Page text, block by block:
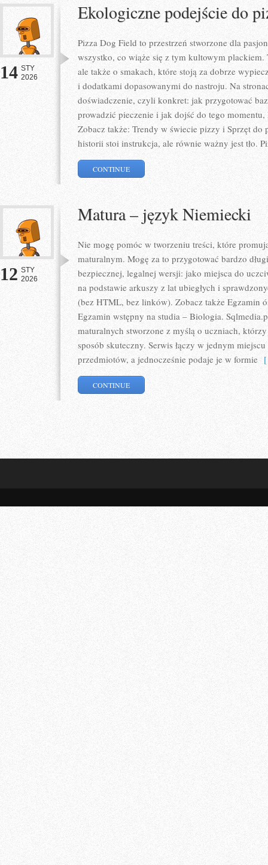
14 STY
2026
Ekologiczne podejście do
Pizza Dog Field to przestrzeń stworzone dla
wszystko, co wiąże się z tym kultowym plackiem.
ale także o smakach, które stoją za dobrze
i dodatkami dopasowanymi do nastroju. Na
doświadczenie, czyli konkret: jak przygotować
prowadzić pieczenie i jak dojść do tego
Zobacz także: Trendy w świecie pizzy i Sprzęt
historii stoi instrukcja, ale równie ważny jest tło.
CONTINUE
12 STY
2026
Matura – język Niemiecki
Nie mogę pomóc w tworzeniu treści, które
maturalnym. Mogę za to przygotować bardzo
bezpiecznej, legalnej wersji: jako miejsca do
na podstawie arkuszy z lat ubiegłych i
(bez HTML, bez linków). Zobacz także Egzamin
Egzamin wstępny na studia – Biologia.
maturalnych stworzone z myślą o uczniach,
sposób skuteczny. Serwis łączy w jednym
przedmiotów, a jednocześnie podaje je w formie
CONTINUE